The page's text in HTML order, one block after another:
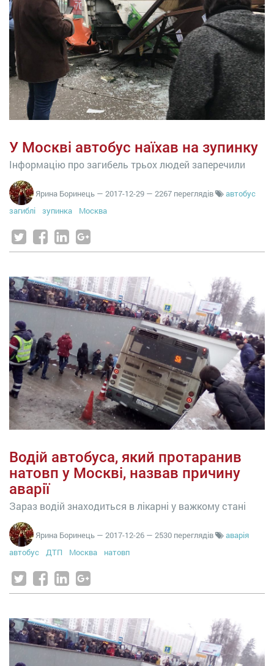
У Москві автобус наїхав на зупинку
Інформацію про загибель трьох людей заперечили
Ярина Боринець — 2017-12-29 — 2267 переглядів
автобус
загиблі
зупинка Москва
Водій автобуса, який протаранив
натовп у Москві, назвав причину
аварії
Зараз водій знаходиться в лікарні у важкому стані
Ярина Боринець — 2017-12-26 — 2530 переглядів
аварія
автобус
ДТП Москва натовп